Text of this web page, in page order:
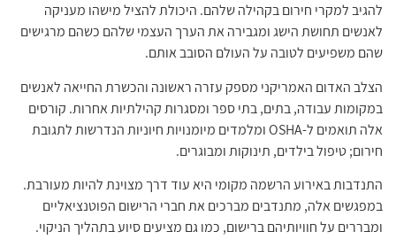
להגיב למקרי חירום בקהילה שלהם. היכולת להציל מישהו מעניקה
לאנשים תחושת הישג ומגבירה את הערך העצמי שלהם כשהם מרגישים
שהם משפיעים לטובה על העולם הסובב אותם.
הצלב האדום האמריקני מספק עזרה ראשונה והכשרת החייאה לאנשים
במקומות עבודה, בתים, בתי ספר ומסגרות קהילתיות אחרות. קורסים
אלה תואמים ל-OSHA ומלמדים מיומנויות חיוניות הנדרשות לתגובת
חירום; טיפול בילדים, תינוקות ומבוגרים.
התנדבות באירוע הרשמה מקומי היא עוד דרך מצוינת להיות מעורבת.
במפגשים אלה, מתנדבים מברכים את חברי הרישום הפוטנציאליים
ומבררים על חוויותיהם ברישום, כמו גם מציעים סיוע בתהליך הניקוי.